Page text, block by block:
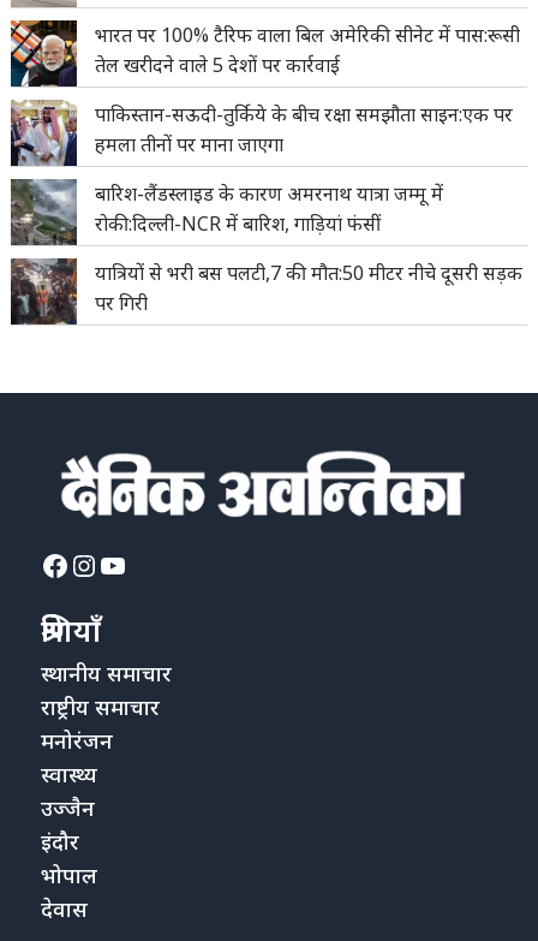
भारत पर 100% टैरिफ वाला बिल अमेरिकी सीनेट में पास:रूसी
तेल खरीदने वाले 5 देशों पर कार्रवाई
पाकिस्तान-सऊदी-तुर्किये के बीच रक्षा समझौता साइन:एक पर
हमला तीनों पर माना जाएगा
बारिश-लैंडस्लाइड के कारण अमरनाथ यात्रा जम्मू में
रोकी:दिल्ली-NCR में बारिश, गाड़ियां फंसीं
यात्रियों से भरी बस पलटी,7 की मौत:50 मीटर नीचे दूसरी सड़क
पर गिरी
Facebook
Instagram
YouTube
श्रेणियाँ
स्थानीय समाचार
राष्ट्रीय समाचार
मनोरंजन
स्वास्थ्य
उज्जैन
इंदौर
भोपाल
देवास